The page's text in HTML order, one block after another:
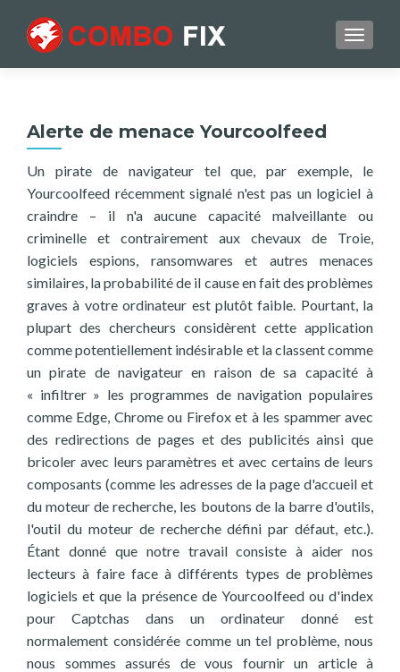
Alerte de menace Yourcoolfeed
Un pirate de navigateur tel que, par exemple, le
Yourcoolfeed récemment signalé n'est pas un logiciel à
craindre – il n'a aucune capacité malveillante ou
criminelle et contrairement aux chevaux de Troie,
logiciels espions, ransomwares et autres menaces
similaires, la probabilité de il cause en fait des problèmes
graves à votre ordinateur est plutôt faible. Pourtant, la
plupart des chercheurs considèrent cette application
comme potentiellement indésirable et la classent comme
un pirate de navigateur en raison de sa capacité à
« infiltrer » les programmes de navigation populaires
comme Edge, Chrome ou Firefox et à les spammer avec
des redirections de pages et des publicités ainsi que
bricoler avec leurs paramètres et avec certains de leurs
composants (comme les adresses de la page d'accueil et
du moteur de recherche, les boutons de la barre d'outils,
l'outil du moteur de recherche défini par défaut, etc.).
Étant donné que notre travail consiste à aider nos
lecteurs à faire face à différents types de problèmes
logiciels et que la présence de Yourcoolfeed ou d'index
pour Captchas dans un ordinateur donné est
normalement considérée comme un tel problème, nous
nous sommes assurés de vous fournir un article à